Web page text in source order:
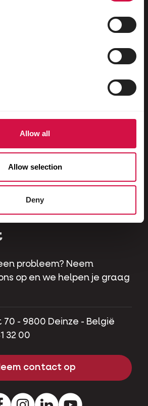
Allow all
Allow selection
Deny
probleem? Neem
op en we helpen je graag
- 9800 Deinze - België
32 00
contact op
FacebookInstagramLinkedInYoutube